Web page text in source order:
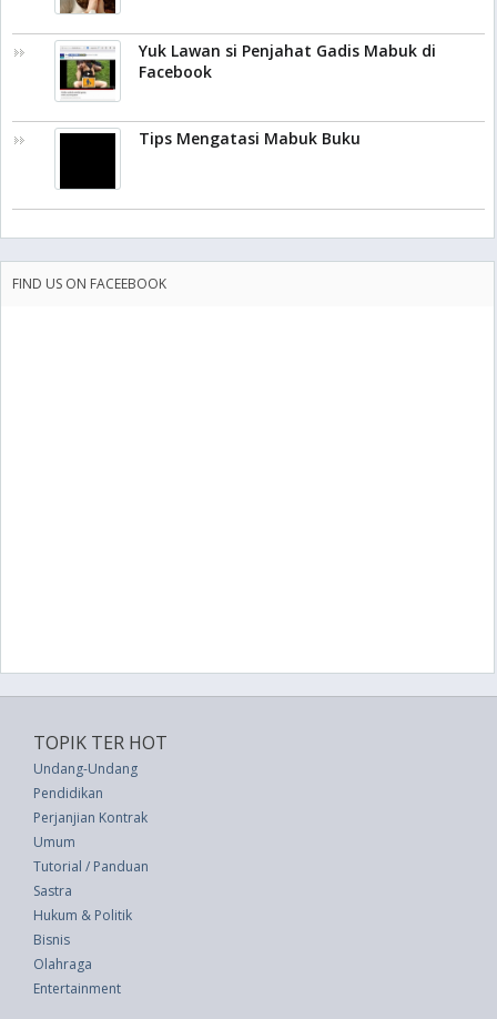
Yuk Lawan si Penjahat Gadis Mabuk di
Facebook
Tips Mengatasi Mabuk Buku
FIND US ON FACEEBOOK
TOPIK TER HOT
Undang-Undang
Pendidikan
Perjanjian Kontrak
Umum
Tutorial / Panduan
Sastra
Hukum & Politik
Bisnis
Olahraga
Entertainment